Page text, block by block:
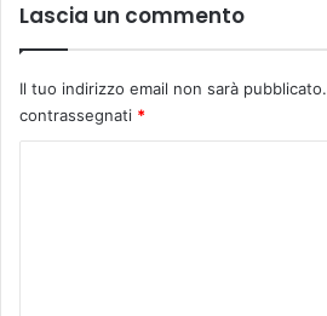
t
u
z
i
Lascia un commento
Il tuo indirizzo email non sarà pubblicato.
contrassegnati *